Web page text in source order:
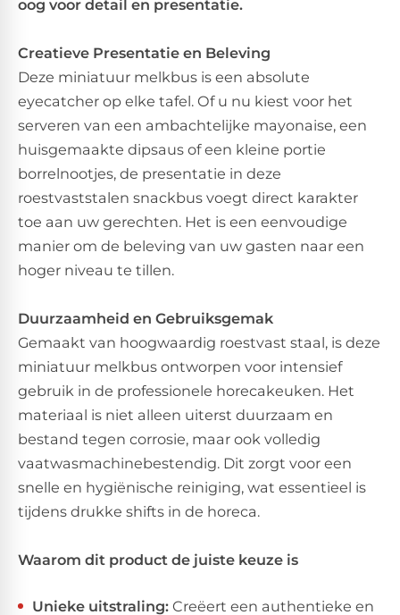
oog voor detail en presentatie.
Creatieve Presentatie en Beleving
Deze miniatuur melkbus is een absolute
eyecatcher op elke tafel. Of u nu kiest voor het
serveren van een ambachtelijke mayonaise, een
huisgemaakte dipsaus of een kleine portie
borrelnootjes, de presentatie in deze
roestvaststalen snackbus voegt direct karakter
toe aan uw gerechten. Het is een eenvoudige
manier om de beleving van uw gasten naar een
hoger niveau te tillen.
Duurzaamheid en Gebruiksgemak
Gemaakt van hoogwaardig roestvast staal, is deze
miniatuur melkbus ontworpen voor intensief
gebruik in de professionele horecakeuken. Het
materiaal is niet alleen uiterst duurzaam en
bestand tegen corrosie, maar ook volledig
vaatwasmachinebestendig. Dit zorgt voor een
snelle en hygiënische reiniging, wat essentieel is
tijdens drukke shifts in de horeca.
Waarom dit product de juiste keuze is
Unieke uitstraling: Creëert een authentieke en